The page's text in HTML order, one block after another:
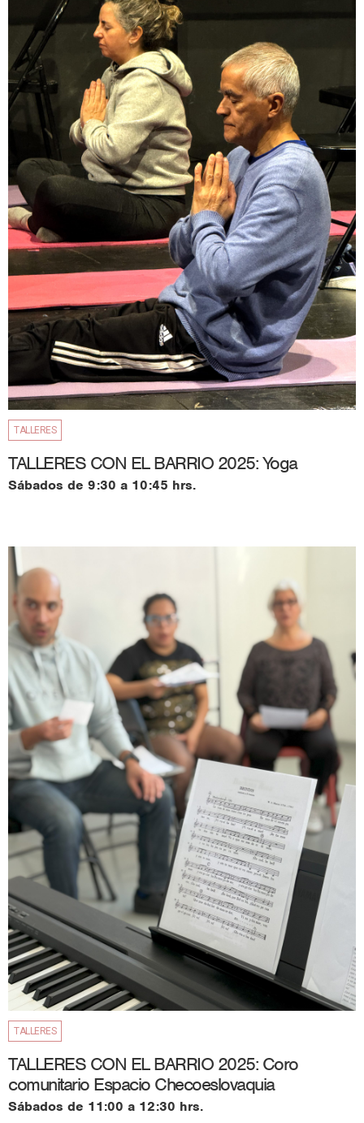
TALLERES
TALLERES CON EL BARRIO 2025: Yoga
Sábados de 9:30 a 10:45 hrs.
TALLERES
TALLERES CON EL BARRIO 2025: Coro
comunitario Espacio Checoeslovaquia
Sábados de 11:00 a 12:30 hrs.